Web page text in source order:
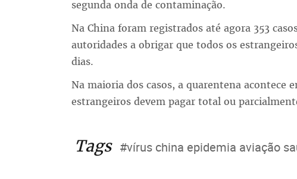
segunda onda de contaminação.
Na China foram registrados até agora 353
autoridades a obrigar que todos os
dias.
Na maioria dos casos, a quarentena acontece
estrangeiros devem pagar total ou
Tags #vírus china epidemia aviação